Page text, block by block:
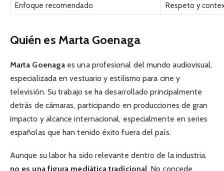
Enfoque recomendado
Respeto y
Quién es Marta Goenaga
Marta Goenaga es una profesional del mundo audiovisual,
especializada en vestuario y estilismo para cine y
televisión. Su trabajo se ha desarrollado principalmente
detrás de cámaras, participando en producciones de gran
impacto y alcance internacional, especialmente en series
españolas que han tenido éxito fuera del país.
Aunque su labor ha sido relevante dentro de la industria,
no es una figura mediática tradicional. No concede